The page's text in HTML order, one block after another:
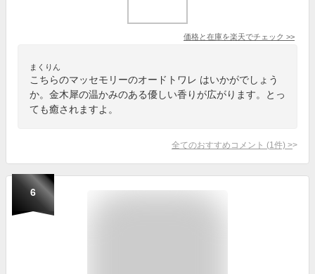
価格と在庫を楽天でチェック >>
まくりん
こちらのマッセモリーのオードトワレ はいかがでしょう
か。金木犀の温かみのある優しい香りが広がります。とっ
ても癒されますよ。
全てのおすすめコメント (1 件) >
6